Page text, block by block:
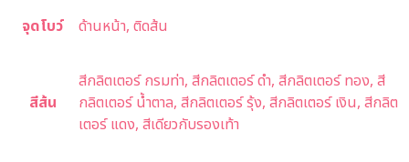
จุดโบว์ ด้านหน้า, ติดส้น
สีส้น
สีกลิตเตอร์ กรมท่า, สีกลิตเตอร์ ดำ, สีกลิตเตอร์ ทอง, สี
กลิตเตอร์ น้ำตาล, สีกลิตเตอร์ รุ้ง, สีกลิตเตอร์ เงิน, สีกลิต
เตอร์ แดง, สีเดียวกับรองเท้า